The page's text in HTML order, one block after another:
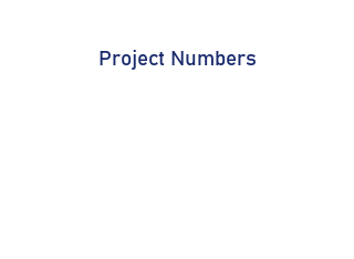
Project Numbers